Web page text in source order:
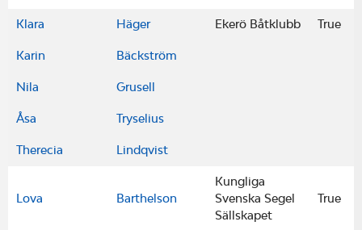
Klara Häger Ekerö Båtklubb True
Karin Bäckström
Nila Grusell
Åsa Tryselius
Therecia Lindqvist
Lova Barthelson
Kungliga
Svenska Segel
Sällskapet
True